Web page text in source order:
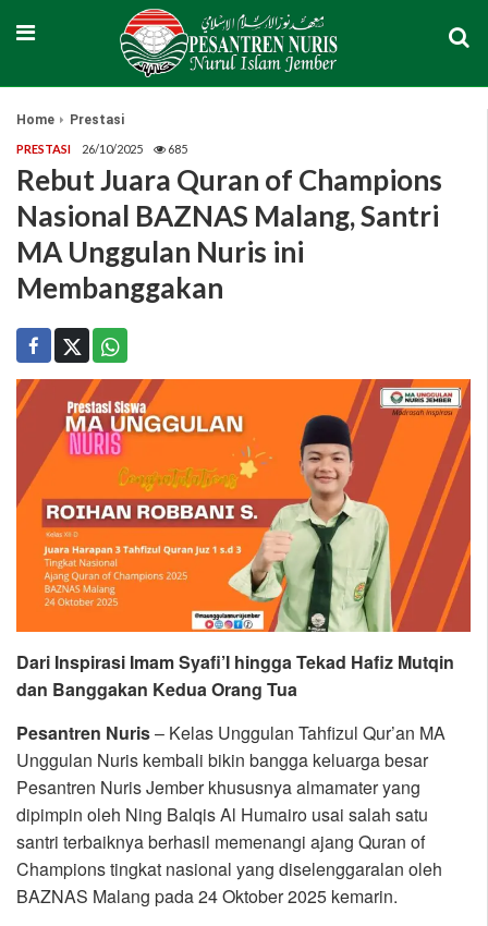
Home Prestasi
PRESTASI 26/10/2025 685
Rebut Juara Quran of Champions
Nasional BAZNAS Malang, Santri
MA Unggulan Nuris ini
Membanggakan
Dari Inspirasi Imam Syafi’I hingga Tekad Hafiz Mutqin
dan Banggakan Kedua Orang Tua
Pesantren Nuris– Kelas Unggulan Tahfizul Qur’an MA
Unggulan Nuris kembali bikin bangga keluarga besar
Pesantren Nuris Jember khususnya almamater yang
dipimpin oleh Ning Balqis Al Humairo usai salah satu
santri terbaiknya berhasil memenangi ajang Quran of
Champions tingkat nasional yang diselenggaralan oleh
BAZNAS Malang pada 24 Oktober 2025 kemarin.